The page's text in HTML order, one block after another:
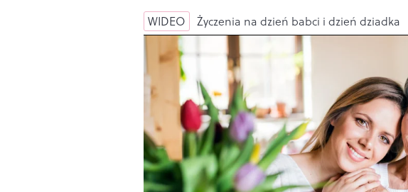
WIDEO Życzenia na dzień babci i dzień dziadka